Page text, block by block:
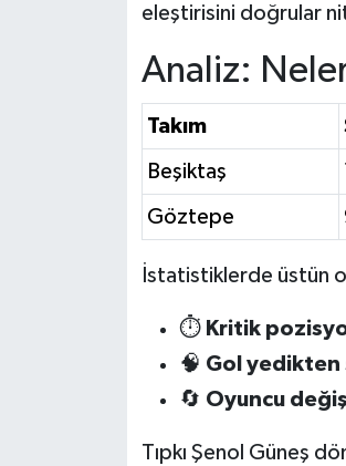
eleştirisini doğrular
Analiz:
Takım
Beşiktaş
Göztepe
İstatistiklerde üstün
⏱️ Kritik
🧠 Gol yedikten
🔄 Oyuncu
Tıpkı Şenol Güneş